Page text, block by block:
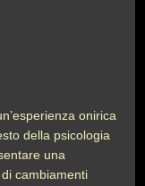
onirica
della psicologia
una
cambiamenti